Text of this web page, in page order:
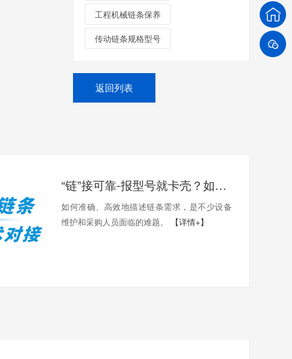
工程机械链条保养
传动链条规格型号
返回列表
“链”接可靠-报型号就卡壳？如何准确描述您需要的链条？
如何准确、高效地描述链条需求，是不少设备
维护和采购人员面临的难题。
【详情+】